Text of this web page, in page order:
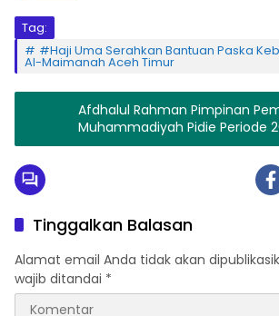
Tag:
#Haji Uma Serahkan Bantuan Paska
Al-Maimanah Aceh Timur
Afdhalul Rahman Pimpinan
Muhammadiyah Pidie Periode
Tinggalkan Balasan
Alamat email Anda tidak akan
wajib ditandai *